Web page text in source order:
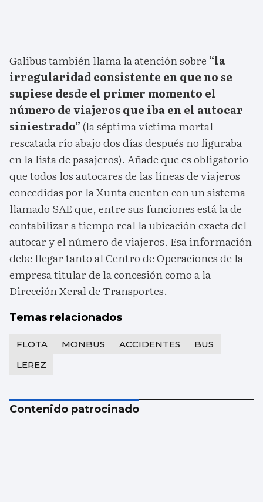
Galibus también llama la atención sobre “la
irregularidad consistente en que no se
supiese desde el primer momento el
número de viajeros que iba en el autocar
siniestrado”(la séptima víctima mortal
rescatada río abajo dos días después no figuraba
en la lista de pasajeros). Añade que es obligatorio
que todos los autocares de las líneas de viajeros
concedidas por la Xunta cuenten con un sistema
llamado SAE que, entre sus funciones está la de
contabilizar a tiempo real la ubicación exacta del
autocar y el número de viajeros. Esa información
debe llegar tanto al Centro de Operaciones de la
empresa titular de la concesión como a la
Dirección Xeral de Transportes.
Temas relacionados
FLOTA MONBUS ACCIDENTES
BUS
LEREZ
Contenido patrocinado